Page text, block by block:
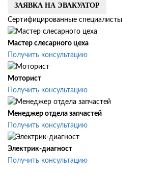
ЗАЯВКА НА ЭВАКУАТОР
Сертифицированные специалисты
Мастер слесарного цеха
Получить консультацию
Моторист
Получить консультацию
Менеджер отдела запчастей
Получить консультацию
Электрик-диагност
Получить консультацию